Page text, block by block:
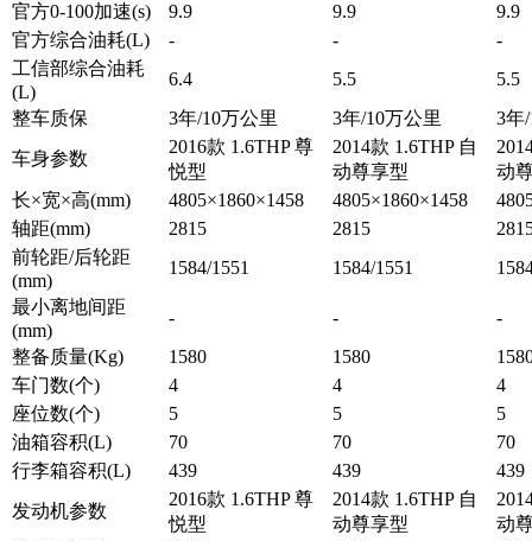
官方0-100加速(s)
9.9 9.9
9.9
官方综合油耗(L)
- -
-
工信部综合油耗
(L)
6.4 5.5
5.5
整车质保
3年/10万公里 3年/10万公里
3年
车身参数
2016款 1.6THP 尊
悦型
2014款 1.6THP 自
动尊享型
动
长×宽×高(mm)
4805×1860×1458 4805×1860×1458
轴距(mm)
2815 2815
前轮距/后轮距
(mm)
1584/1551 1584/1551
最小离地间距
(mm)
- -
-
整备质量(Kg)
1580 1580
车门数(个)
4 4
4
座位数(个)
5 5
5
油箱容积(L)
70 70
70
行李箱容积(L)
439 439
439
发动机参数
2016款 1.6THP 尊
悦型
2014款 1.6THP 自
动尊享型
动